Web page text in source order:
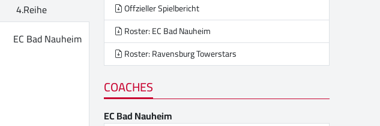
4.Reihe
EC Bad Nauheim
Offzieller Spielbericht
Roster: EC Bad Nauheim
Roster: Ravensburg Towerstars
COACHES
EC Bad Nauheim